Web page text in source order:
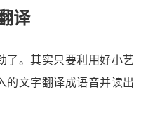
译
了。其实只要利用好小艺
的文字翻译成语音并读出